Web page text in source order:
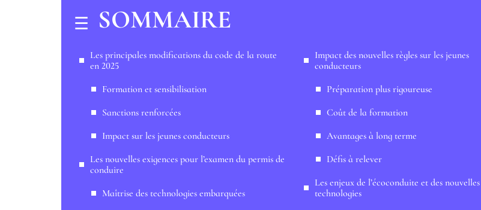
SOMMAIRE
Les principales modifications du code de la route
en 2025
Formation et sensibilisation
Sanctions renforcées
Impact sur les jeunes conducteurs
Les nouvelles exigences pour l’examen du permis de
conduire
Maîtrise des technologies embarquées
Impact des nouvelles règles sur les jeunes
conducteurs
Préparation plus rigoureuse
Coût de la formation
Avantages à long terme
Défis à relever
Les enjeux de l’écoconduite et des nouvelles
technologies